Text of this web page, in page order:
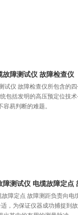
障测试仪 故障检查仪
试仪 故障检查仪所包含的
包括发明的高压预定位技术
易判断的难题。
测试仪 电缆故障定点
障定点 故障测距负责向电
，为保证仪器成功捕捉到